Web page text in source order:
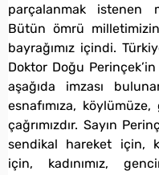
parçalanmak istenen
Bütün ömrü milletimizin
bayrağımız içindi.
Doktor Doğu
aşağıda imzası
esnafımıza,
çağrımızdır. Sayın
sendikal hareket için,
için, kadınımız,